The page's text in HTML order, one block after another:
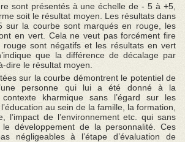
sont présentés à une échelle de - 5 à +5,
soit le résultat moyen. Les résultats dans
la courbe sont marqués en rouge, les
en vert. Cela ne veut pas forcément fire
sont négatifs et les résultats en vert
que la différence de décalage par
dire le résultat moyen.
sur la courbe démontrent le potentiel de
personne qui lui a été donné à la
kharmique sans l’égard sur les
au sein de la famille, la formation,
l’impact de l’environnement etc. qui sans
le développement de la personnalité. Ces
négligeables à l’étape d’évaluation de